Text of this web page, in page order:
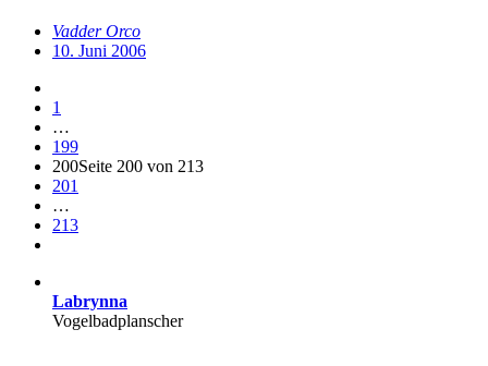
Vadder Orco
10. Juni 2006
1
…
199
200Seite 200 von 213
201
…
213
Labrynna
Vogelbadplanscher